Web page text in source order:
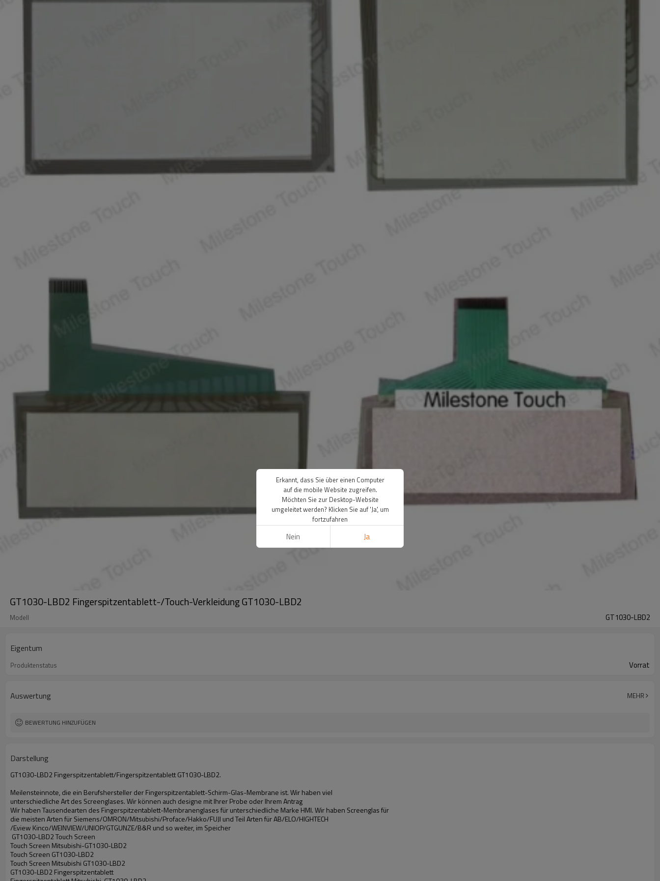
GT1030-LBD2 Fingerspitzentablett-/Touch-Verkleidung GT1030-LBD2
Modell GT1030-LBD2
Eigentum
Produktenstatus Vorrat
Auswertung MEHR
BEWERTUNG HINZUFÜGEN
Darstellung
GT1030-LBD2 Fingerspitzentablett/Fingerspitzentablett GT1030-LBD2.
Meilensteinnote, die ein Berufshersteller der Fingerspitzentablett-Schirm-Glas-Membrane ist. Wir haben viel
unterschiedliche Art des Screenglases. Wir können auch designe mit Ihrer Probe oder Ihrem Antrag
Wir haben Tausendearten des Fingerspitzentablett-Membranenglases für unterschiedliche Marke HMI. Wir haben Screenglas für
die meisten Arten für Siemens/OMRON/Mitsubishi/Proface/Hakko/FUJI und Teil Arten für AB/ELO/HIGHTECH
/Eview Kinco/WEINVIEW/UNIOP/GTGUNZE/B&R und so weiter, im Speicher
GT1030-LBD2 Touch Screen
Touch Screen Mitsubishi-GT1030-LBD2
Touch Screen GT1030-LBD2
Touch Screen Mitsubishi GT1030-LBD2
GT1030-LBD2 Fingerspitzentablett
Erkannt, dass Sie über einen Computer
auf die mobile Website zugreifen.
Möchten Sie zur Desktop-Website
umgeleitet werden? Klicken Sie auf 'Ja', um
fortzufahren
Nein Ja